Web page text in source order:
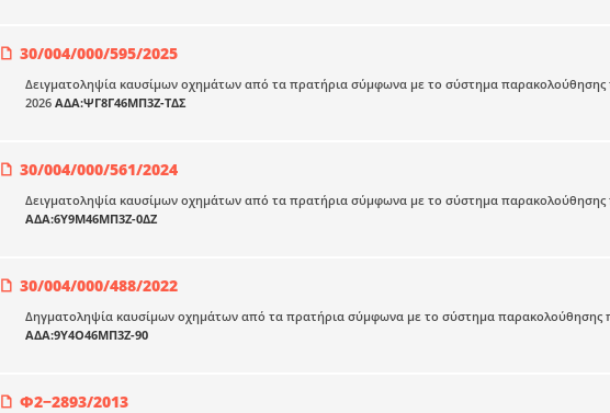
30/004/000/595/2025
Δειγματοληψία καυσίμων οχημάτων από τα πρατήρια σύμφωνα με το σύστημα παρακολούθησης
2026 ΑΔΑ:ΨΓ8Γ46ΜΠ3Ζ-ΤΔΣ
30/004/000/561/2024
Δειγματοληψία καυσίμων οχημάτων από τα πρατήρια σύμφωνα με το σύστημα παρακολούθησης
ΑΔΑ:6Υ9Μ46ΜΠ3Ζ-0ΔΖ
30/004/000/488/2022
Δηγματοληψία καυσίμων οχημάτων από τα πρατήρια σύμφωνα με το σύστημα παρακολούθησης
ΑΔΑ:9Υ4Ο46ΜΠ3Ζ-90
Φ2−2893/2013